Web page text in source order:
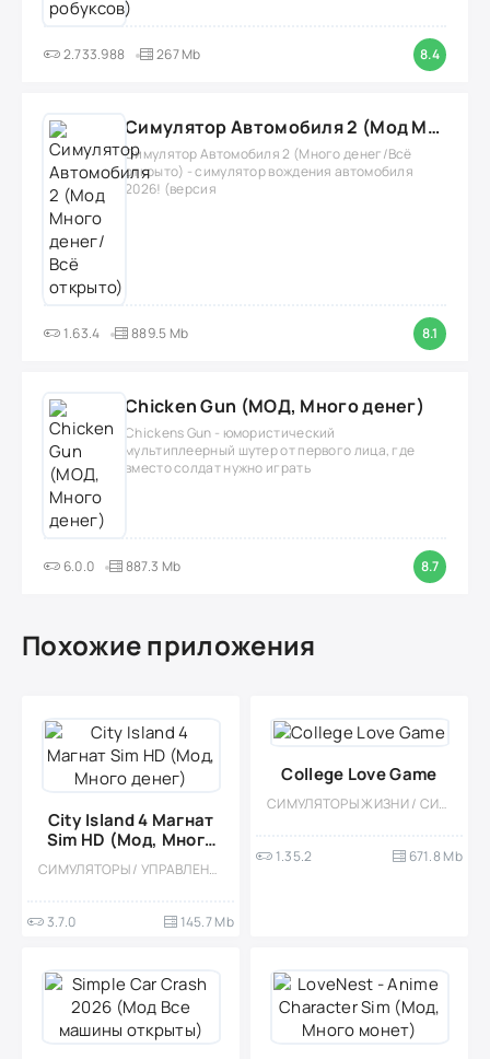
2.733.988 267 Mb 8.4
Симулятор Автомобиля 2 (Мод Много денег/Всё открыто)
Симулятор Автомобиля 2 (Много денег/Всё
открыто) - симулятор вождения автомобиля
2026! (версия
1.63.4 889.5 Mb 8.1
Chicken Gun (МОД, Много денег)
Chickens Gun - юмористический
мультиплеерный шутер от первого лица, где
вместо солдат нужно играть
6.0.0 887.3 Mb 8.7
Похожие приложения
City Island 4 Магнат
Sim HD (Мод, Много
денег)
СИМУЛЯТОРЫ / УПРАВЛЕНИЕ / ГРАДОСТРОЕНИЕ / ОДНОПОЛЬЗОВАТЕЛЬСКИЕ / СТИЛИЗАЦИЯ / ОФЛАЙН / МОД / ВСТРОЕННЫЙ КЕШ
3.7.0 145.7 Mb
College Love Game
СИМУЛЯТОРЫ ЖИЗНИ / СИМУЛЯТОРЫ / ВИЗУАЛЬНАЯ НОВЕЛЛА / ОДНОПОЛЬЗОВАТЕЛЬСКИЕ / ОФЛАЙН / СТИЛИЗАЦИЯ / 18 / МОД / БОЛЬШАЯ
1.35.2 671.8 Mb